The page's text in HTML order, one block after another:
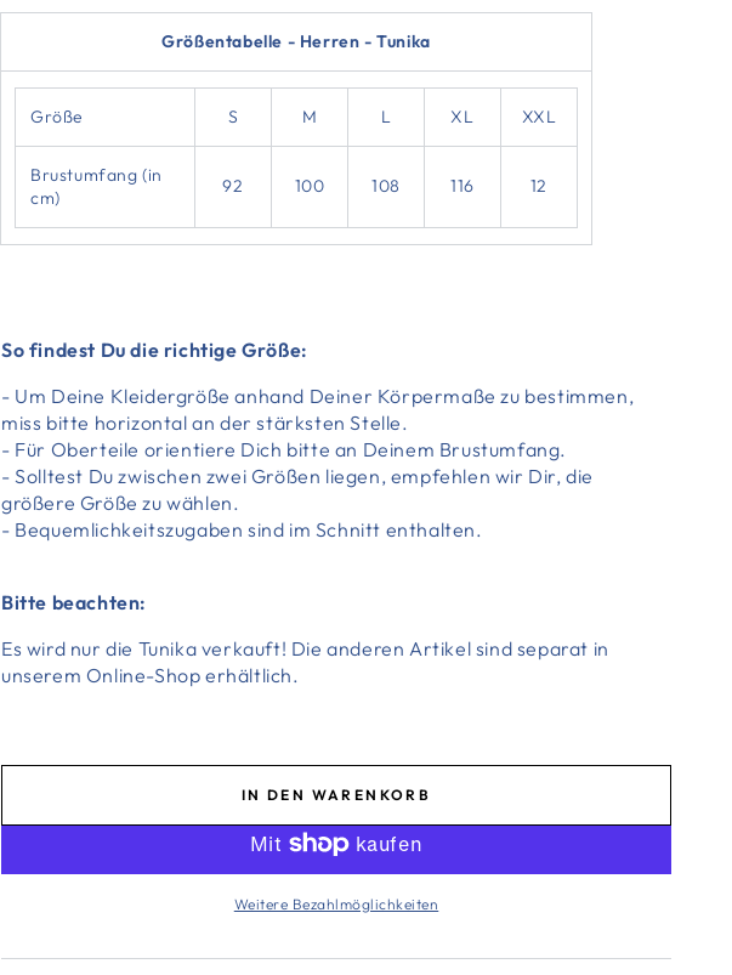
Größentabelle - Herren - Tunika
Größe S M L XL XXL
Brustumfang (in
cm)
92 100 108 116 12
So findest Du die richtige Größe:
- Um Deine Kleidergröße anhand Deiner Körpermaße zu bestimmen,
miss bitte horizontal an der stärksten Stelle.
- Für Oberteile orientiere Dich bitte an Deinem Brustumfang.
- Solltest Du zwischen zwei Größen liegen, empfehlen wir Dir, die
größere Größe zu wählen.
- Bequemlichkeitszugaben sind im Schnitt enthalten.
Bitte beachten:
Es wird nur die Tunika verkauft! Die anderen Artikel sind separat in
unserem Online-Shop erhältlich.
IN DEN WARENKORB
Weitere Bezahlmöglichkeiten